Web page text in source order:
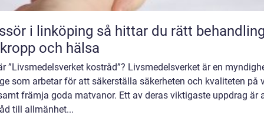
så hittar du rätt behandling
och hälsa
”Livsmedelsverket kostråd”? Livsmedelsverket är en
som arbetar för att säkerställa säkerheten och kvaliteten på
främja goda matvanor. Ett av deras viktigaste uppdrag är
till allmänhet...